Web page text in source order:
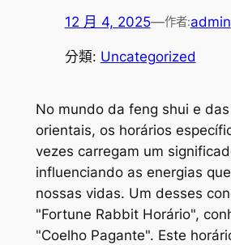
12 月 4, 2025—作者:admin
分類: Uncategorized
No mundo da feng shui e
orientais, os horários
vezes carregam um
influenciando as energias
nossas vidas. Um desses
"Fortune Rabbit Horário",
"Coelho Pagante". Este